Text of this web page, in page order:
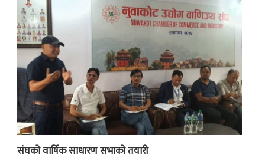
संघको वार्षिक साधारण सभाको तयारी